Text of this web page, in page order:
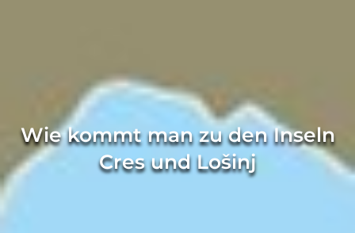
Wie kommt man zu den Inseln
Cres und Lošinj